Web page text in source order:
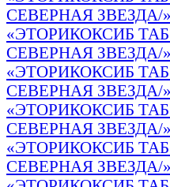
СЕВЕРНАЯ ЗВЕЗДА/»
«ЭТОРИКОКСИБ
СЕВЕРНАЯ ЗВЕЗДА/»
«ЭТОРИКОКСИБ
СЕВЕРНАЯ ЗВЕЗДА/»
«ЭТОРИКОКСИБ
СЕВЕРНАЯ ЗВЕЗДА/»
«ЭТОРИКОКСИБ
СЕВЕРНАЯ ЗВЕЗДА/»